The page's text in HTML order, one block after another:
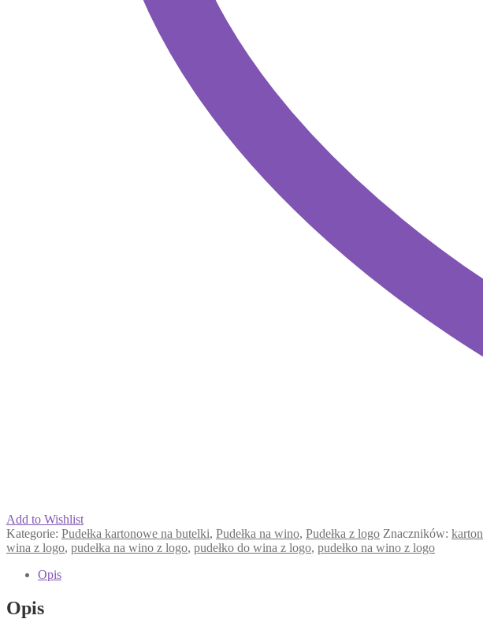
Add to Wishlist
Kategorie: Pudełka kartonowe na butelki, Pudełka na wino, Pudełka z logo Znaczników:
wina z logo, pudełka na wino z logo, pudełko do wina z logo, pudełko na wino z logo
Opis
Opis